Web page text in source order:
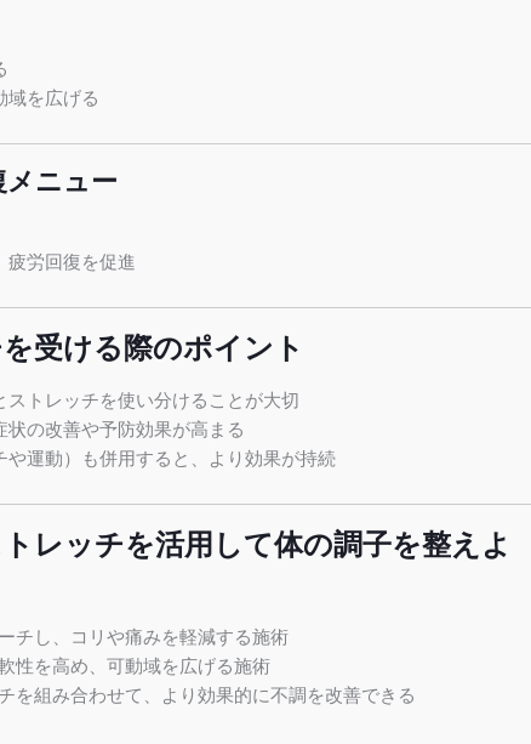
域を広げる
メニュー
疲労回復を促進
受ける際のポイント
トレッチを使い分けることが大切
の改善や予防効果が高まる
や運動）も併用すると、より効果が持続
レッチを活用して体の調子を整えよ
チし、コリや痛みを軽減する施術
性を高め、可動域を広げる施術
を組み合わせて、より効果的に不調を改善できる